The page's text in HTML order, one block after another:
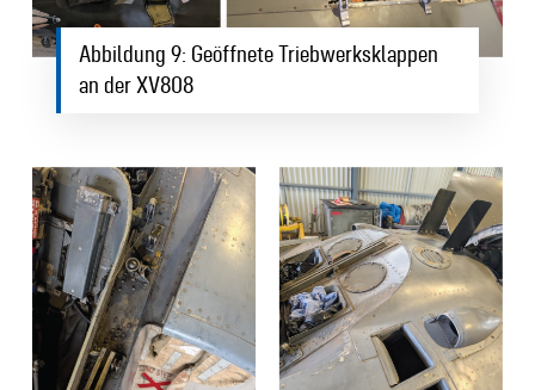
Abbildung 9: Geöffnete Triebwerksklappen
an der XV808